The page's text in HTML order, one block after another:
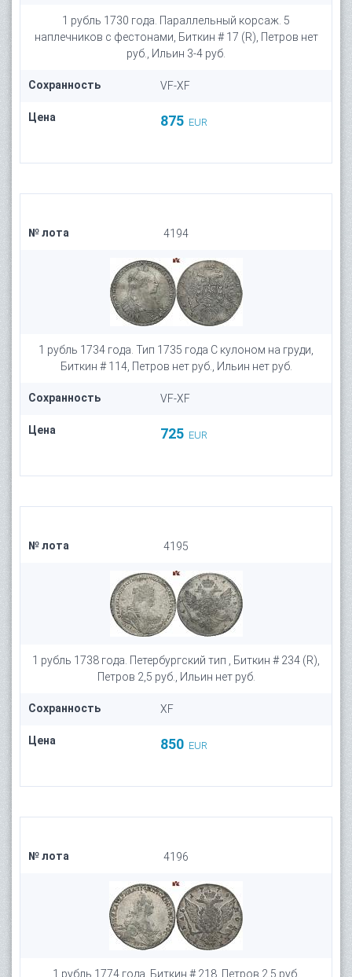
1 рубль 1730 года. Параллельный корсаж. 5
наплечников c фестонами, Биткин # 17 (R), Петров нет
руб., Ильин 3-4 руб.
Сохранность VF-XF
Цена 875 EUR
№ лота 4194
1 рубль 1734 года. Тип 1735 года С кулоном на груди,
Биткин # 114, Петров нет руб., Ильин нет руб.
Сохранность VF-XF
Цена 725 EUR
№ лота 4195
1 рубль 1738 года. Петербургский тип , Биткин # 234 (R),
Петров 2,5 руб., Ильин нет руб.
Сохранность XF
Цена 850 EUR
№ лота 4196
1 рубль 1774 года. Биткин # 218, Петров 2,5 руб.